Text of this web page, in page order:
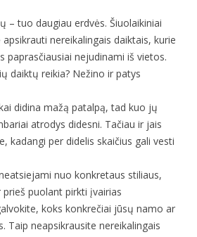
– tuo daugiau erdvės. Šiuolaikiniai
nereikalingais daiktais, kurie
paprasčiausiai nejudinami iš vietos.
daiktų reikia? Nežino ir patys
didina mažą patalpą, tad kuo jų
atrodys didesni. Tačiau ir jais
kadangi per didelis skaičius gali vesti
nuo konkretaus stiliaus,
prieš puolant pirkti įvairias
koks konkrečiai jūsų namo ar
Taip neapsikrausite nereikalingais